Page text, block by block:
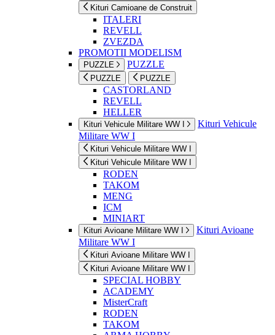
Kituri Camioane de Construit
ITALERI
REVELL
ZVEZDA
PROMOTII MODELISM
PUZZLE PUZZLE
PUZZLE PUZZLE
CASTORLAND
REVELL
HELLER
Kituri Vehicule Militare WW I
Kituri Vehicule
Militare WW I
Kituri Vehicule Militare WW I
Kituri Vehicule Militare WW I
RODEN
TAKOM
MENG
ICM
MINIART
Kituri Avioane Militare WW I
Kituri Avioane
Militare WW I
Kituri Avioane Militare WW I
Kituri Avioane Militare WW I
SPECIAL HOBBY
ACADEMY
MisterCraft
RODEN
TAKOM